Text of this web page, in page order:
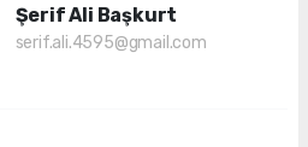
Şerif Ali Başkurt
serif.ali.4595@gmail.com